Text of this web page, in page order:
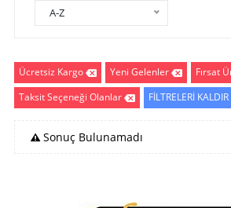
A-Z
Ücretsiz Kargo Yeni Gelenler
Fırsat
Taksit Seçeneği Olanlar
FİLTRELERİ KALDIR
Sonuç Bulunamadı